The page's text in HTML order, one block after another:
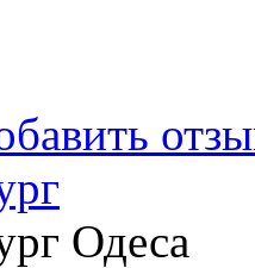
Одеса